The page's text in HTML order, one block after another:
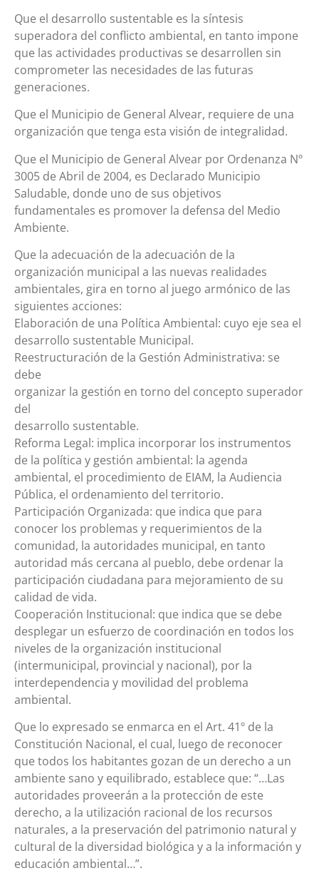
Que el desarrollo sustentable es la síntesis
superadora del conflicto ambiental, en tanto impone
que las actividades productivas se desarrollen sin
comprometer las necesidades de las futuras
generaciones.
Que el Municipio de General Alvear, requiere de una
organización que tenga esta visión de integralidad.
Que el Municipio de General Alvear por Ordenanza Nº
3005 de Abril de 2004, es Declarado Municipio
Saludable, donde uno de sus objetivos
fundamentales es promover la defensa del Medio
Ambiente.
Que la adecuación de la adecuación de la
organización municipal a las nuevas realidades
ambientales, gira en torno al juego armónico de las
siguientes acciones:
Elaboración de una Política Ambiental: cuyo eje sea el
desarrollo sustentable Municipal.
Reestructuración de la Gestión Administrativa: se
debe
organizar la gestión en torno del concepto superador
del
desarrollo sustentable.
Reforma Legal: implica incorporar los instrumentos
de la política y gestión ambiental: la agenda
ambiental, el procedimiento de EIAM, la Audiencia
Pública, el ordenamiento del territorio.
Participación Organizada: que indica que para
conocer los problemas y requerimientos de la
comunidad, la autoridades municipal, en tanto
autoridad más cercana al pueblo, debe ordenar la
participación ciudadana para mejoramiento de su
calidad de vida.
Cooperación Institucional: que indica que se debe
desplegar un esfuerzo de coordinación en todos los
niveles de la organización institucional
(intermunicipal, provincial y nacional), por la
interdependencia y movilidad del problema
ambiental.
Que lo expresado se enmarca en el Art. 41º de la
Constitución Nacional, el cual, luego de reconocer
que todos los habitantes gozan de un derecho a un
ambiente sano y equilibrado, establece que: “…Las
autoridades proveerán a la protección de este
derecho, a la utilización racional de los recursos
naturales, a la preservación del patrimonio natural y
cultural de la diversidad biológica y a la información y
educación ambiental…”.